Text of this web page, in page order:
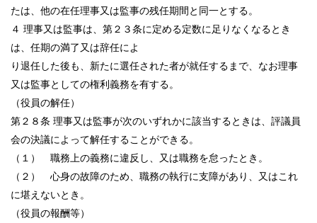
たは、他の在任理事又は監事の残任期間と同一とする。
４ 理事又は監事は、第２３条に定める定数に足りなくなるとき
は、任期の満了又は辞任によ
り退任した後も、新たに選任された者が就任するまで、なお理事
又は監事としての権利義務を有する。
（役員の解任）
第２８条 理事又は監事が次のいずれかに該当するときは、評議員
会の決議によって解任することができる。
（１） 職務上の義務に違反し、又は職務を怠ったとき。
（２） 心身の故障のため、職務の執行に支障があり、又はこれ
に堪えないとき。
（役員の報酬等）